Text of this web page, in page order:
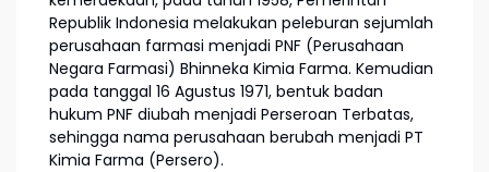
Republik Indonesia melakukan peleburan sejumlah
perusahaan farmasi menjadi PNF (Perusahaan
Negara Farmasi) Bhinneka Kimia Farma. Kemudian
pada tanggal 16 Agustus 1971, bentuk badan
hukum PNF diubah menjadi Perseroan Terbatas,
sehingga nama perusahaan berubah menjadi PT
Kimia Farma (Persero).